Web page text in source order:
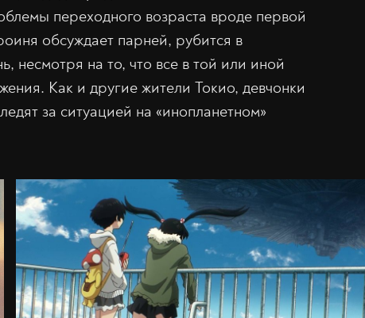
переходного возраста вроде первой
обсуждает парней, рубится в
несмотря на то, что все в той или иной
Как и другие жители Токио, девчонки
за ситуацией на «инопланетном»